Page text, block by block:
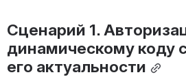
Сценарий 1.
динамическому коду
его актуальности